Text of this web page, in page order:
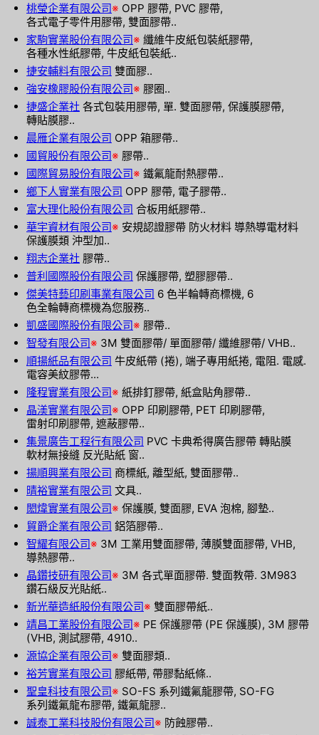
桃瑩企業有限公司※ OPP 膠帶, PVC 膠帶,
各式電子零件用膠帶, 雙面膠帶..
家駒實業股份有限公司※ 纖維牛皮紙包裝紙膠帶,
各種水性紙膠帶, 牛皮紙包裝紙..
捷安輔料有限公司 雙面膠..
強安橡膠股份有限公司※ 膠圈..
捷盛企業社 各式包裝用膠帶, 單. 雙面膠帶, 保護膜膠帶,
轉貼膜膠..
晨雁企業有限公司 OPP 箱膠帶..
國貿股份有限公司※ 膠帶..
國際貿易股份有限公司※ 鐵氟龍耐熱膠帶..
鄉下人實業有限公司 OPP 膠帶, 電子膠帶..
富大理化股份有限公司 合板用紙膠帶..
華宇資材有限公司※ 安規認證膠帶 防火材料 導熱導電材料
保護膜類 沖型加..
翔志企業社 膠帶..
普利國際股份有限公司 保護膠帶, 塑膠膠帶..
傑美特藝印刷事業有限公司 6 色半輪轉商標機, 6
色全輪轉商標機為您服務..
凱盛國際股份有限公司※ 膠帶..
智發有限公司※ 3M 雙面膠帶/ 單面膠帶/ 纖維膠帶/ VHB..
順揚紙品有限公司 牛皮紙帶 (捲), 端子專用紙捲, 電阻. 電感.
電容美紋膠帶...
隆程實業有限公司※ 紙排釘膠帶, 紙盒貼角膠帶..
晶渼實業有限公司※ OPP 印刷膠帶, PET 印刷膠帶,
雷射印刷膠帶, 遮蔽膠帶..
集景廣告工程行有限公司 PVC 卡典希得廣告膠帶 轉貼膜
軟材無接縫 反光貼紙 窗..
揚順興業有限公司 商標紙, 離型紙, 雙面膠帶..
晴裕實業有限公司 文具..
閎煒實業有限公司※ 保護膜, 雙面膠, EVA 泡棉, 腳墊..
貿爵企業有限公司 鋁箔膠帶..
智耀有限公司※ 3M 工業用雙面膠帶, 薄膜雙面膠帶, VHB,
導熱膠帶..
晶鑽技研有限公司※ 3M 各式單面膠帶. 雙面教帶. 3M983
鑽石級反光貼紙..
新光華造紙股份有限公司※ 雙面膠帶紙..
靖昌工業股份有限公司※ PE 保護膠帶 (PE 保護膜), 3M 膠帶
(VHB, 測試膠帶, 4910..
源協企業有限公司※ 雙面膠類..
裕芳實業有限公司 膠紙帶, 帶膠黏紙條..
聖皇科技有限公司※ SO-FS 系列鐵氟龍膠帶, SO-FG
系列鐵氟龍布膠帶, 鐵氟龍膠..
誠泰工業科技股份有限公司※ 防蝕膠帶..